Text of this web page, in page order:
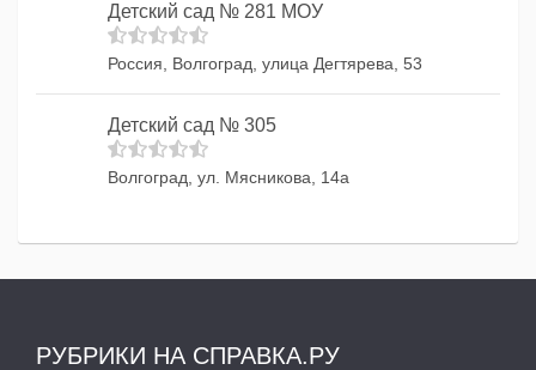
Детский сад № 281 МОУ
Россия, Волгоград, улица Дегтярева, 53
Детский сад № 305
Волгоград, ул. Мясникова, 14а
РУБРИКИ НА СПРАВКА.РУ